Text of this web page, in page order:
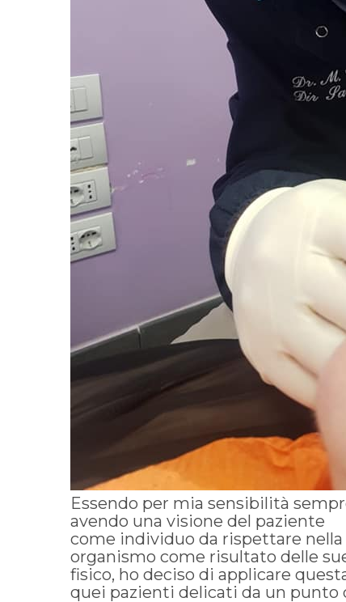
Essendo per mia sensibilità
avendo una visione del paziente
come individuo da rispettare
organismo come risultato delle
fisico, ho deciso di applicare
quei pazienti delicati da un punto